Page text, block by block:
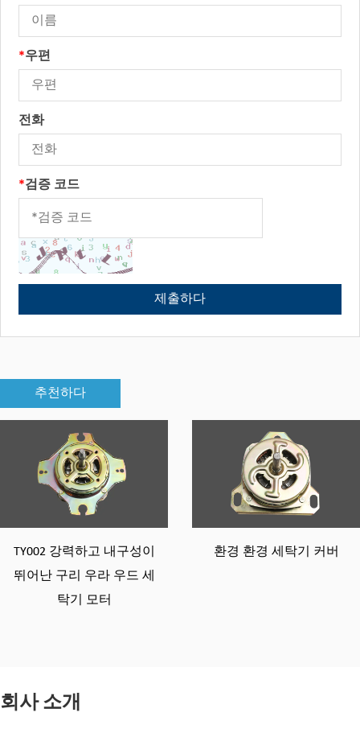
*우편
전화
*검증 코드
추천하다
TY002 강력하고 내구성이
뛰어난 구리 우라 우드 세
탁기 모터
환경 환경 세탁기 커버
회사 소개